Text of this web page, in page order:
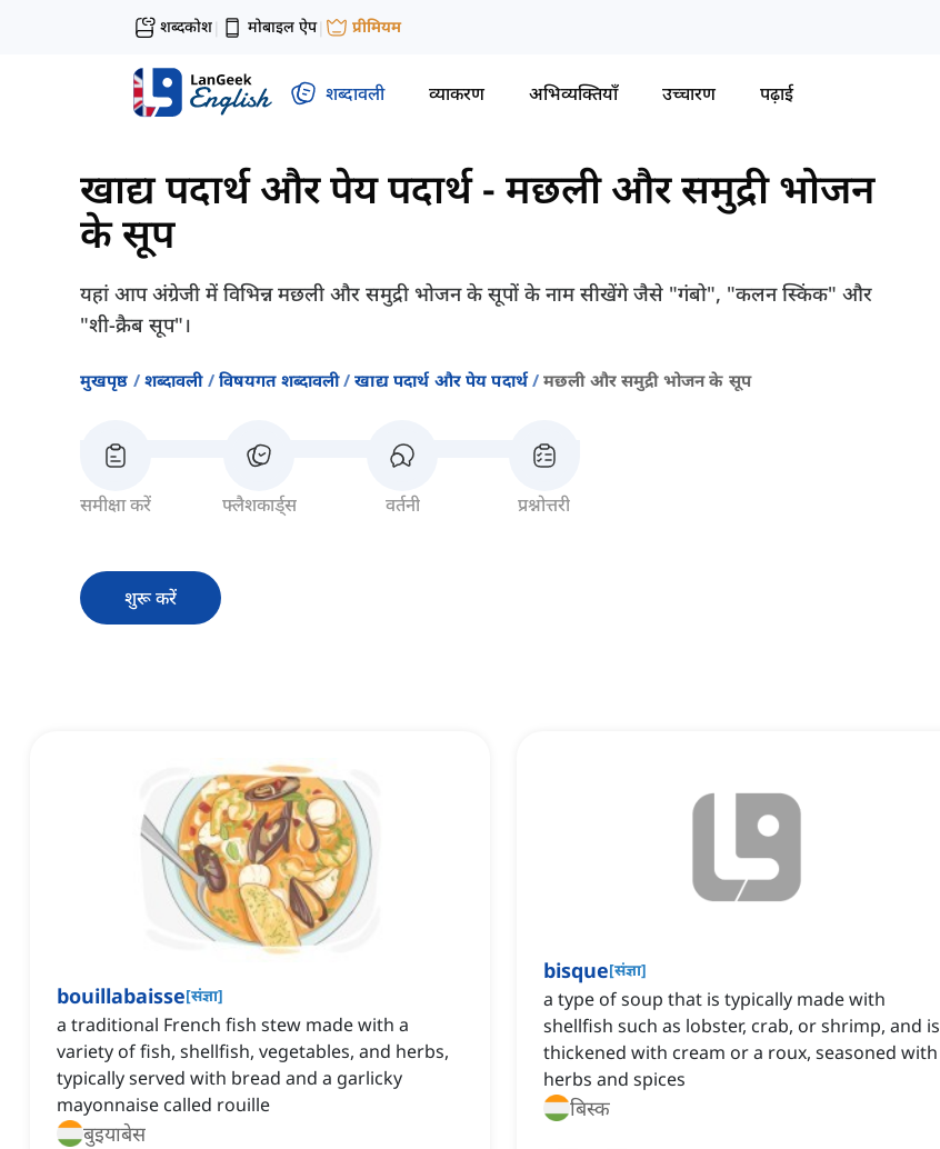
शब्दकोश| मोबाइल ऐप| प्रीमियम
शब्दावली व्याकरण अभिव्यक्तियाँ उच्चारण पढ़ाई
खाद्य पदार्थ और पेय पदार्थ- मछली और समुद्री भोजन
के सूप
यहां आप अंग्रेजी में विभिन्न मछली और समुद्री भोजन के सूपों के नाम सीखेंगे जैसे "गंबो", "कलन स्किंक" और
"शी-क्रैब सूप"।
मुखपृष्ठ शब्दावली विषयगत शब्दावली खाद्य पदार्थ और पेय पदार्थ मछली और समुद्री भोजन के सूप
समीक्षा करें फ्लैशकार्ड्स वर्तनी प्रश्नोत्तरी
शुरू करें
bouillabaisse[संज्ञा]
a traditional French fish stew made with a
variety of fish, shellfish, vegetables, and herbs,
typically served with bread and a garlicky
mayonnaise called rouille
बुइयाबेस
bisque[संज्ञा]
a type of soup that is typically made with
shellfish such as lobster, crab, or shrimp, and is
thickened with cream or a roux, seasoned with
herbs and spices
बिस्क